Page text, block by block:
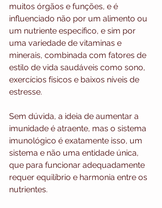
muitos órgãos e funções, e é
influenciado não por um alimento ou
um nutriente específico, e sim por
uma variedade de vitaminas e
minerais, combinada com fatores de
estilo de vida saudáveis como sono,
exercícios físicos e baixos níveis de
estresse.
Sem dúvida, a ideia de aumentar a
imunidade é atraente, mas o sistema
imunológico é exatamente isso, um
sistema e não uma entidade única,
que para funcionar adequadamente
requer equilíbrio e harmonia entre os
nutrientes.